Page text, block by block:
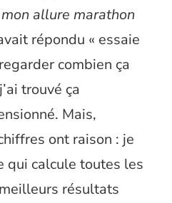
allure marathon
répondu « essaie
combien ça
trouvé ça
Mais,
ont raison : je
qui calcule toutes les
résultats